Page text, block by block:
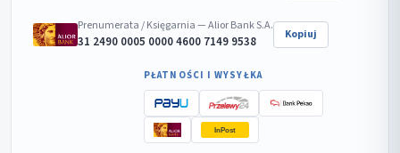
Prenumerata / Księgarnia — Alior Bank S.A.
31 2490 0005 0000 4600 7149 9538 Kopiuj
PŁATNOŚCI I WYSYŁKA
InPost